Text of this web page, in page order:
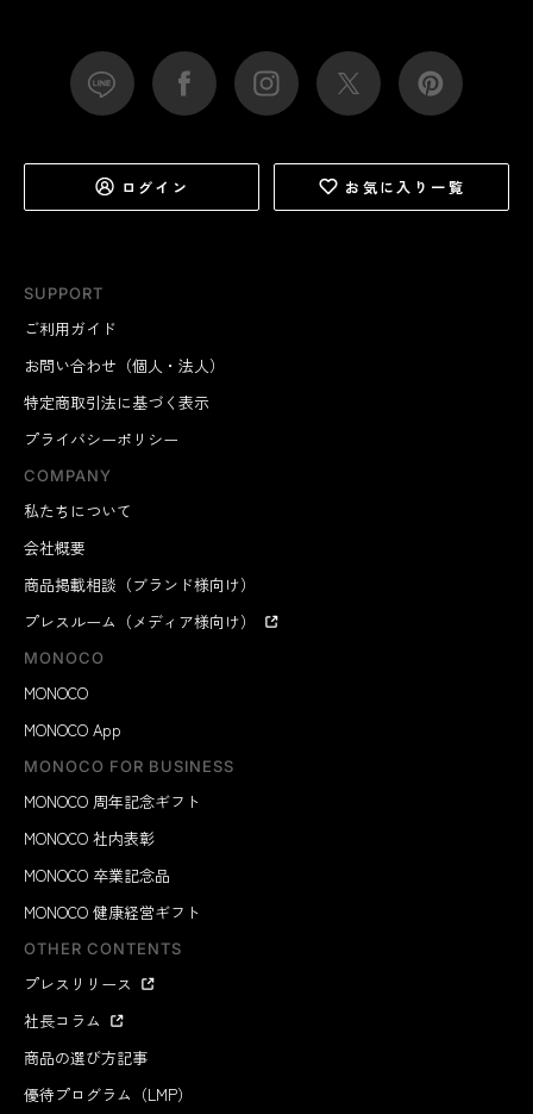
SUPPORT
ご利用ガイド
お問い合わせ（個人・法人）
特定商取引法に基づく表示
プライバシーポリシー
COMPANY
私たちについて
会社概要
商品掲載相談（ブランド様向け）
プレスルーム（メディア様向け）
MONOCO
MONOCO
MONOCO App
MONOCO FOR BUSINESS
MONOCO 周年記念ギフト
MONOCO 社内表彰
MONOCO 卒業記念品
MONOCO 健康経営ギフト
OTHER CONTENTS
プレスリリース
社長コラム
商品の選び方記事
優待プログラム（LMP）
ログイン お気に入り一覧